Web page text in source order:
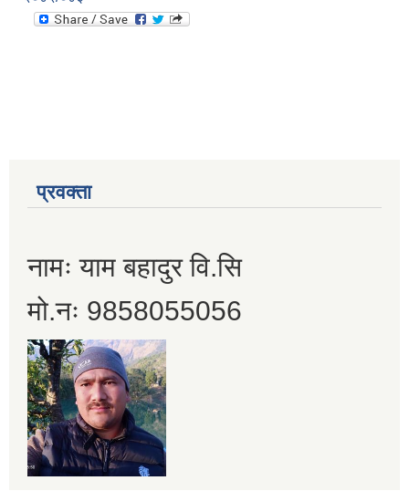
प्रवक्ता
नामः याम बहादुर वि.सि
मो.नः 9858055056